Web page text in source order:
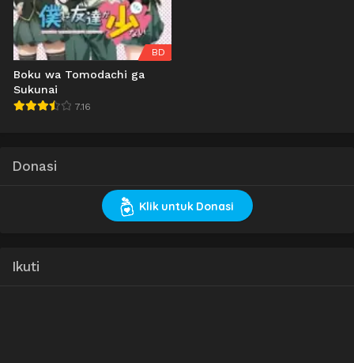
BD
Boku wa Tomodachi ga
Sukunai
7.16
Donasi
Klik untuk Donasi
Ikuti